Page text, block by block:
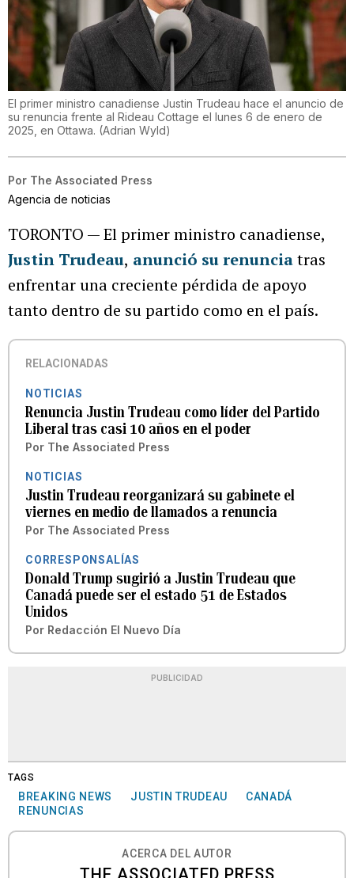
El primer ministro canadiense Justin Trudeau hace el anuncio de
su renuncia frente al Rideau Cottage el lunes 6 de enero de
2025, en Ottawa. (Adrian Wyld)
Por The Associated Press
Agencia de noticias
TORONTO — El primer ministro canadiense,
Justin Trudeau, anunció su renunciatras
enfrentar una creciente pérdida de apoyo
tanto dentro de su partido como en el país.
RELACIONADAS
NOTICIAS
Renuncia Justin Trudeau como líder del Partido
Liberal tras casi 10 años en el poder
Por The Associated Press
NOTICIAS
Justin Trudeau reorganizará su gabinete el
viernes en medio de llamados a renuncia
Por The Associated Press
CORRESPONSALÍAS
Donald Trump sugirió a Justin Trudeau que
Canadá puede ser el estado 51 de Estados
Unidos
Por Redacción El Nuevo Día
PUBLICIDAD
TAGS
BREAKING NEWS JUSTIN TRUDEAU
CANADÁ
RENUNCIAS
ACERCA DEL AUTOR
THE ASSOCIATED PRESS